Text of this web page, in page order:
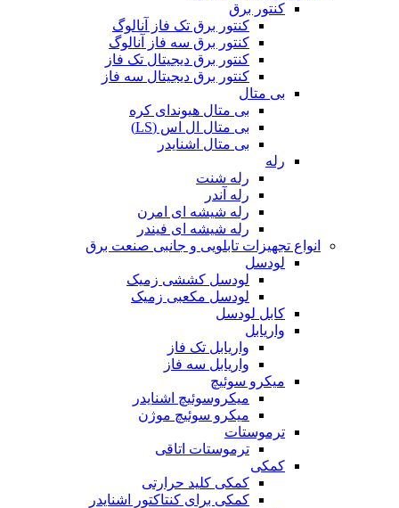
کنتور برق
کنتور برق تک فاز آنالوگ
کنتور برق سه فاز آنالوگ
کنتور برق دیجیتال تک فاز
کنتور برق دیجیتال سه فاز
بی متال
بی متال هیوندای کره
بی متال ال اس (LS)
بی متال اشنایدر
رله
رله شنت
رله آندر
رله شیشه ای امرن
رله شیشه ای فیندر
انواع تجهیزات تابلویی و جانبی صنعت برق
لودسل
لودسل کششی زمیک
لودسل مکعبی زمیک
کابل لودسل
واریابل
واریابل تک فاز
واریابل سه فاز
میکرو سوئیچ
میکروسوئیچ اشنایدر
میکرو سوئیچ موژن
ترموستات
ترموستات اتاقی
کمکی
کمکی کلید حرارتی
کمکی برای کنتاکتور اشنایدر